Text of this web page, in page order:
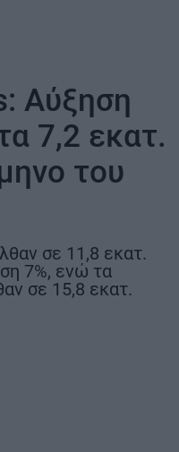
Αύξηση
7,2 εκατ.
του
σε 11,8 εκατ.
7%, ενώ τα
σε 15,8 εκατ.